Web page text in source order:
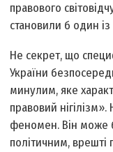
правового
становили б один
Не секрет, що
України
минулим, яке
правовий
феномен. Він може
політичним, врешті